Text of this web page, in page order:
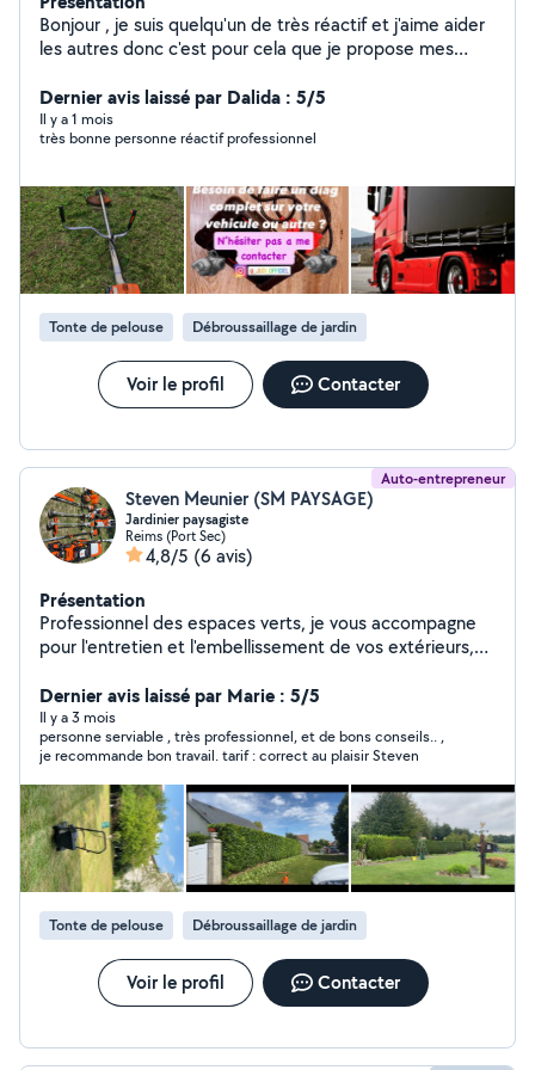
Bonjour , je suis quelqu'un de très réactif et j'aime aider
les autres donc c'est pour cela que je propose mes
Dernier avis laissé par Dalida : 5/5
Il y a 1 mois
très bonne personne réactif professionnel
Tonte de pelouse Débroussaillage de jardin
Voir le profil Contacter
Auto-entrepreneur
Steven Meunier (SM PAYSAGE)
Jardinier paysagiste
Reims (Port Sec)
4,8/5 (6 avis)
Présentation
Professionnel des espaces verts, je vous accompagne
pour l'entretien et l'embellissement de vos extérieurs,
propose des prestations soignées, rapides et au juste
prix : Tonte de pelouse Taille de haies, arbustes et
arbres Débroussaillage Désherbage et nettoyage de
jardin Évacuation des déchets verts Remise en état de
jardins Petits aménagements paysagers ️ Matériel
professionnel Intervention rapide Devis gratuit Travail
propre et soigné Votre jardin mérite d'être entretenu
par un professionnel sérieux. N'hésitez pas à me
contacter pour discuter de votre projet !
Dernier avis laissé par Marie : 5/5
Il y a 3 mois
personne serviable , très professionnel, et de bons conseils.. ,
je recommande bon travail. tarif : correct au plaisir Steven
Tonte de pelouse Débroussaillage de jardin
Voir le profil Contacter